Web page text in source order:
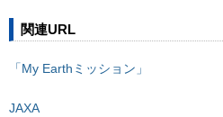
関連URL
「My Earthミッション」
JAXA